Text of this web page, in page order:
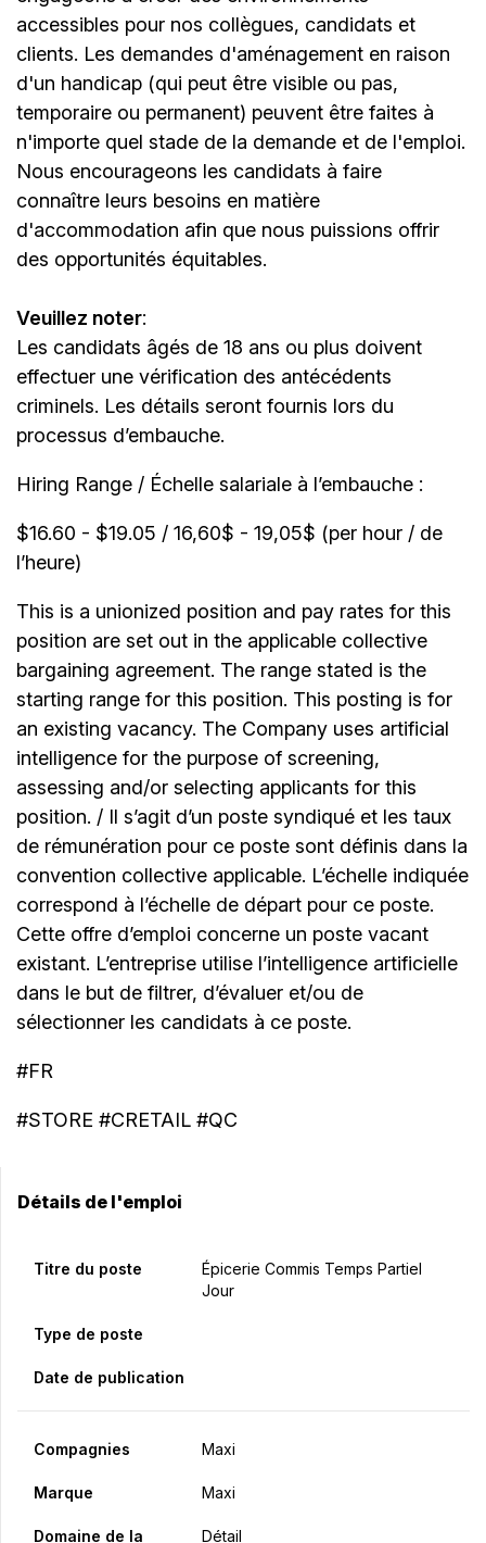
accessibles pour nos collègues, candidats et
clients. Les demandes d'aménagement en raison
d'un handicap (qui peut être visible ou pas,
temporaire ou permanent) peuvent être faites à
n'importe quel stade de la demande et de l'emploi.
Nous encourageons les candidats à faire
connaître leurs besoins en matière
d'accommodation afin que nous puissions offrir
des opportunités équitables.
Veuillez noter:
Les candidats âgés de 18 ans ou plus doivent
effectuer une vérification des antécédents
criminels. Les détails seront fournis lors du
processus d’embauche.
Hiring Range / Échelle salariale à l’embauche :
$16.60 - $19.05 / 16,60$ - 19,05$ (per hour / de
l’heure)
This is a unionized position and pay rates for this
position are set out in the applicable collective
bargaining agreement. The range stated is the
starting range for this position. This posting is for
an existing vacancy. The Company uses artificial
intelligence for the purpose of screening,
assessing and/or selecting applicants for this
position. / Il s’agit d’un poste syndiqué et les taux
de rémunération pour ce poste sont définis dans la
convention collective applicable. L’échelle indiquée
correspond à l’échelle de départ pour ce poste.
Cette offre d’emploi concerne un poste vacant
existant. L’entreprise utilise l’intelligence artificielle
dans le but de filtrer, d’évaluer et/ou de
sélectionner les candidats à ce poste.
#FR
#STORE #CRETAIL #QC
Détails de l'emploi
Titre du poste
Épicerie Commis Temps Partiel
Jour
Type de poste
Date de publication
Compagnies Maxi
Marque Maxi
Domaine de la
Détail